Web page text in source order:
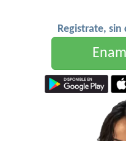
Registrate, sin